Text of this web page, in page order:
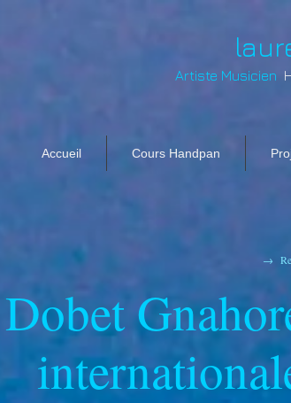
Artiste Musicien
Accueil Cours Handpan
→
Dobet